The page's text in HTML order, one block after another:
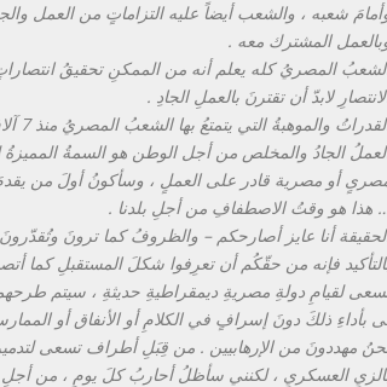
شعبه ، والشعب أيضاً عليه التزاماتٍ من العمل
المشترك معه .
المصريُ كله يعلم أنه من الممكنِ تحقيقُ انتصاراتٍ
لابدّ أن تقترنَ بالعملِ الجادِ .
والموهبةُ التي يتمتعُ بها الشعبُ المصريُ منذ 7 آلاف سنة يجب أن تتحالفَ مع العملِ الجاد .
الجادُ والمخلص من أجل الوطن هو السمةُ
أو مصرية قادر على العملٍ ، وسأكونُ أولَ من
هذا هو وقتُ الاصطفافِ من أجلِ بلدنا .
أنا عايز أصارحكم – والظروفُ كما ترونَ
فإنه من حقّكُم أن تعرِفوا شكلَ المستقبلِ كما
لقيامِ دولةِ مصريةِ ديمقراطيةِ حديثةِ ، سيتم
بأداءِ ذلكَ دونَ إسرافٍ في الكلامِ أو الأنفاق أو
مهددونَ من الإرهابيين . من قِبَلِ أطراف تسعى لتدميرِ
العسكريِ ، لكنني سأظلُ أحاربُ كلَ يومٍ ، من